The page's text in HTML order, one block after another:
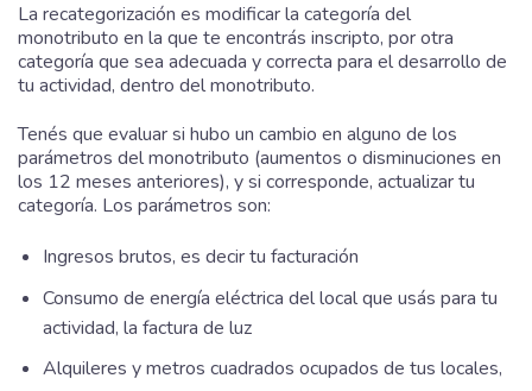
La recategorización es modificar la categoría del
monotributo en la que te encontrás inscripto, por otra
categoría que sea adecuada y correcta para el desarrollo de
tu actividad, dentro del monotributo.
Tenés que evaluar si hubo un cambio en alguno de los
parámetros del monotributo (aumentos o disminuciones en
los 12 meses anteriores), y si corresponde, actualizar tu
categoría. Los parámetros son:
Ingresos brutos, es decir tu facturación
Consumo de energía eléctrica del local que usás para tu
actividad, la factura de luz
Alquileres y metros cuadrados ocupados de tus locales,